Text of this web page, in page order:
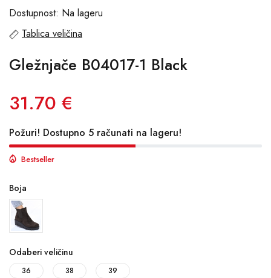
Dostupnost: Na lageru
Tablica veličina
Gležnjače B04017-1 Black
31.70 €
Požuri! Dostupno 5 računati na lageru!
Bestseller
Boja
Odaberi veličinu
36 38 39